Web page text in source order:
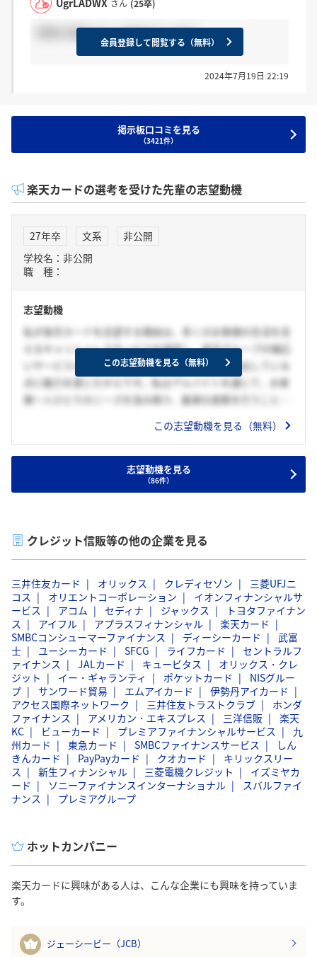
さん (25卒)
実際の選考フローを知りたいです。
会員登録して閲覧する（無料）
2024年7月19日 22:19
掲示板口コミを見る
（3421件）
楽天カードの選考を受けた先輩の志望動機
27年卒 文系
非公開
学校名：非公開
職 種：
志望動機
私が楽天カードを志望する理由は、多くのお客様の生活を支
えるキャッシュレスサービスを提供し、楽天グループの幅広
いサービスと連携することで、継続的な価値を創出している
点に魅力を感じたからです。私はアルバイトを通じて、お客
様一人ひとりのニーズを汲み取り、最適な提案を行うことに
り便利で豊かにするサービスに携わりたいと考えるようにな
圏との連携や、データを活用したサービス改善により、お客
様に新たな価値を提供し続けています。また、挑戦を後押し
この志望動機を見る（無料）
この志望動機を見る（無料）
志望動機を見る
（86件）
クレジット信販等の他の企業を見る
三井住友カード オリックス クレディセゾン
三菱UFJニ
コス
オリエントコーポレーション
イオンフィナンシャルサ
ービス
アコム セディナ ジャックス
トヨタファイナン
ス
アイフル アプラスフィナンシャル
楽天カード
SMBCコンシューマーファイナンス
ディーシーカード
武富
士
ユーシーカード SFCG ライフカード
セントラルフ
ァイナンス
JALカード キュービタス
オリックス・クレ
ジット
イー・ギャランティ ポケットカード
NISグルー
プ
サンワード貿易 エムアイカード
伊勢丹アイカード
アクセス国際ネットワーク
三井住友トラストクラブ
ホンダ
ファイナンス
アメリカン・エキスプレス 三洋信販
楽天
KC
ビューカード プレミアファイナンシャルサービス
九
州カード
東急カード SMBCファイナンスサービス
しん
きんカード
PayPayカード クオカード
キリックスリー
ス
新生フィナンシャル 三菱電機クレジット
イズミヤカ
ード
ソニーファイナンスインターナショナル
スバルファイ
ナンス
プレミアグループ
ホットカンパニー
楽天カードに興味がある人は、こんな企業にも興味を持っていま
す。
1 ジェーシービー（JCB）